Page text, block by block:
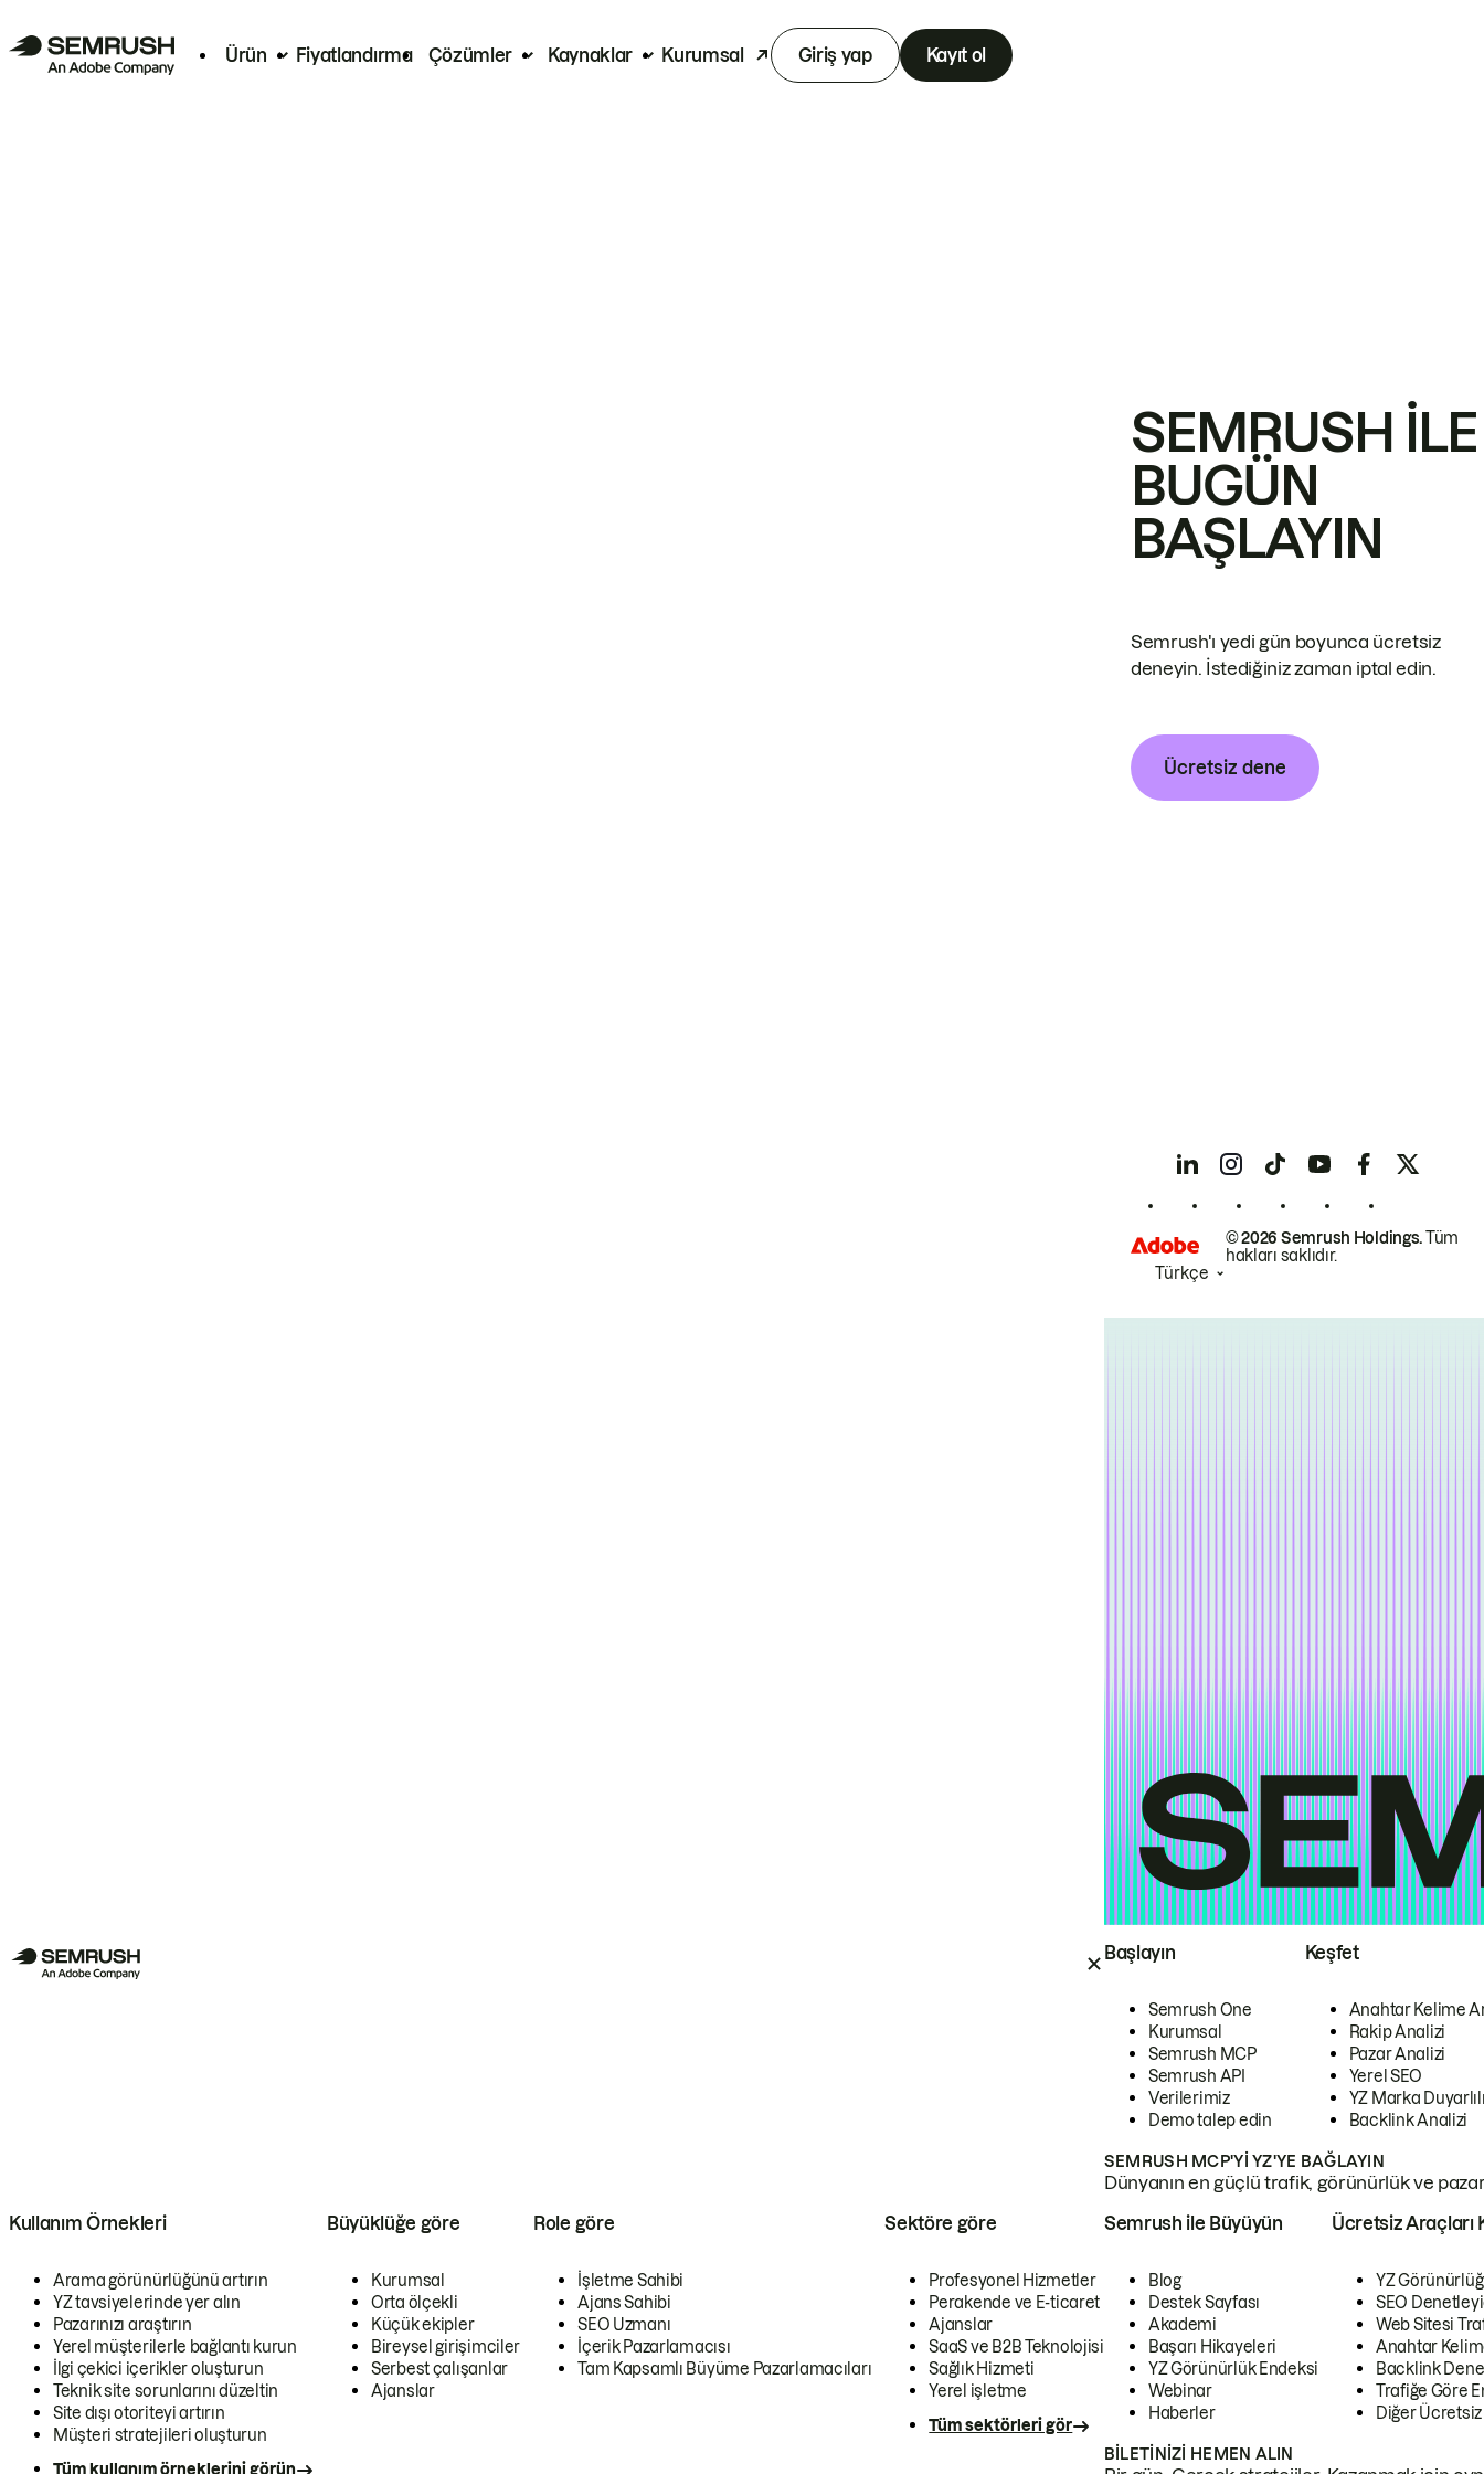
Ürün Fiyatlandırma Çözümler Kaynaklar Kurumsal Giriş yap Kayıt ol
Başlayın
Semrush One
Kurumsal
Semrush MCP
Semrush API
Verilerimiz
Demo talep edin
Keşfet
Anahtar Kelime
Rakip Analizi
Pazar Analizi
Yerel SEO
YZ Marka
Backlink Analizi
SEMRUSH MCP'YI YZ'YE BAĞLAYIN
Dünyanın en güçlü trafik, görünürlük ve
Kullanım Örnekleri
Arama görünürlüğünü artırın
YZ tavsiyelerinde yer alın
Pazarınızı araştırın
Yerel müşterilerle bağlantı kurun
İlgi çekici içerikler oluşturun
Teknik site sorunlarını düzeltin
Site dışı otoriteyi artırın
Müşteri stratejileri oluşturun
Tüm kullanım örneklerini görün
Büyüklüğe göre
Kurumsal
Orta ölçekli
Küçük ekipler
Bireysel girişimciler
Serbest çalışanlar
Ajanslar
Role göre
İşletme Sahibi
Ajans Sahibi
SEO Uzmanı
İçerik Pazarlamacısı
Tam Kapsamlı Büyüme Pazarlamacıları
Sektöre göre
Profesyonel Hizmetler
Perakende ve E-ticaret
Ajanslar
SaaS ve B2B Teknolojisi
Sağlık Hizmeti
Yerel işletme
Tüm sektörleri gör
Semrush ile Büyüyün
Blog
Destek Sayfası
Akademi
Başarı Hikayeleri
YZ Görünürlük Endeksi
Webinar
Haberler
Ücretsiz Araçları
YZ
SEO
Web Sitesi
Anahtar
Backlink
Trafiğe Göre
Diğer
BILETINIZI HEMEN ALIN
SEMRUSH ILE
BUGÜN
BAŞLAYIN
Semrush'ı yedi gün boyunca ücretsiz
deneyin. İstediğiniz zaman iptal edin.
Ücretsiz dene
© 2026 Semrush Holdings.Tüm
hakları saklıdır.
Türkçe